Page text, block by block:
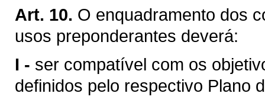
Art. 10. O enquadramento dos
usos preponderantes deverá:
I - ser compatível com os
definidos pelo respectivo Plano